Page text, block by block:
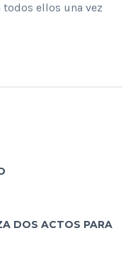
ellos una vez
DOS ACTOS PARA